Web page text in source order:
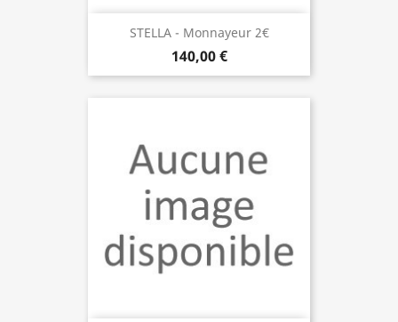
STELLA - Monnayeur 2€
140,00 €